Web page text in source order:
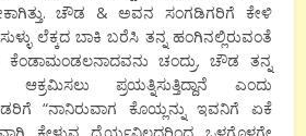
ಚೌಡ & ಅವನ ಸಂಗಡಿಗರಿಗೆ ಕೇಳಿ
ಲೆಕ್ಕದ ಬಾಕಿ ಬರೆಸಿ ತನ್ನ ಹಂಗಿನಲ್ಲಿರುವಂತೆ
ಕೆಂಡಾಮಂಡಲನಾದವನು ಚಂದ್ರು. ಚೌಡ ತನ್ನ
ಆಕ್ರಮಿಸಲು ಪ್ರಯತ್ನಿಸುತ್ತಿದ್ದಾನೆ ಎಂದು
“ನಾನಿರುವಾಗ ಕೊಯ್ಲನ್ನು ಇವನಿಗೆ ಏಕೆ
ಕೇಳುವ ಧೈರ್ಯವಿಲ್ಲದ್ದರಿಂದ ಒಳಗೊಳಗೇ